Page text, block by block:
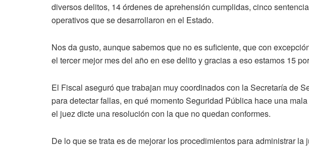
diversos delitos, 14 órdenes de aprehensión cumplidas, cinco
operativos que se desarrollaron en el Estado.
Nos da gusto, aunque sabemos que no es suficiente, que con
el tercer mejor mes del año en ese delito y gracias a eso estamos 15
El Fiscal aseguró que trabajan muy coordinados con la Secretaría de
para detectar fallas, en qué momento Seguridad Pública hace una
el juez dicte una resolución con la que no quedan conformes.
De lo que se trata es de mejorar los procedimientos para administrar